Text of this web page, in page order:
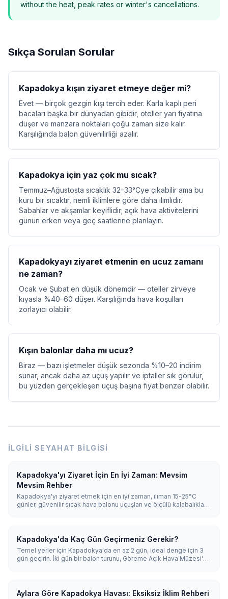
without the heat, peak rates or winter's cancellations.
Sıkça Sorulan Sorular
Kapadokya kışın ziyaret etmeye değer mi?
Evet — birçok gezgin kışı tercih eder. Karla kaplı peri
bacaları başka bir dünyadan gibidir, oteller yarı fiyatına
düşer ve manzara noktaları çoğu zaman size kalır.
Karşılığında balon güvenilirliği azalır.
Kapadokya için yaz çok mu sıcak?
Temmuz–Ağustosta sıcaklık 32–33°Cye çıkabilir ama bu
kuru bir sıcaktır, nemli iklimlere göre daha ılımlıdır.
Sabahlar ve akşamlar keyiflidir; açık hava aktivitelerini
günün erken veya geç saatlerine planlayın.
Kapadokyayı ziyaret etmenin en ucuz zamanı
ne zaman?
Ocak ve Şubat en düşük dönemdir — oteller zirveye
kıyasla %40–60 düşer. Karşılığında hava koşulları
zorlayıcı olabilir.
Kışın balonlar daha mı ucuz?
Biraz — bazı işletmeler düşük sezonda %10–20 indirim
sunar, ancak daha az uçuş yapılır ve iptaller sık görülür,
bu yüzden gerçekleşen uçuş başına fiyat benzer olabilir.
İLGILI SEYAHAT BILGISI
Kapadokya'yı Ziyaret İçin En İyi Zaman: Mevsim
Mevsim Rehber
Kapadokya'yı ziyaret etmek için en iyi zaman, ılıman 15-25°C
günler, güvenilir sıcak hava balonu uçuşları ve ölçülü kalabalıklarla
uçar.
Kapadokya'da Kaç Gün Geçirmeniz Gerekir?
Temel yerler için Kapadokya'da en az 2 gün, ideal denge için 3
gün geçirin. İki gün bir balon turunu, Göreme Açık Hava Müzesi'ni
Aylara Göre Kapadokya Havası: Eksiksiz İklim Rehberi